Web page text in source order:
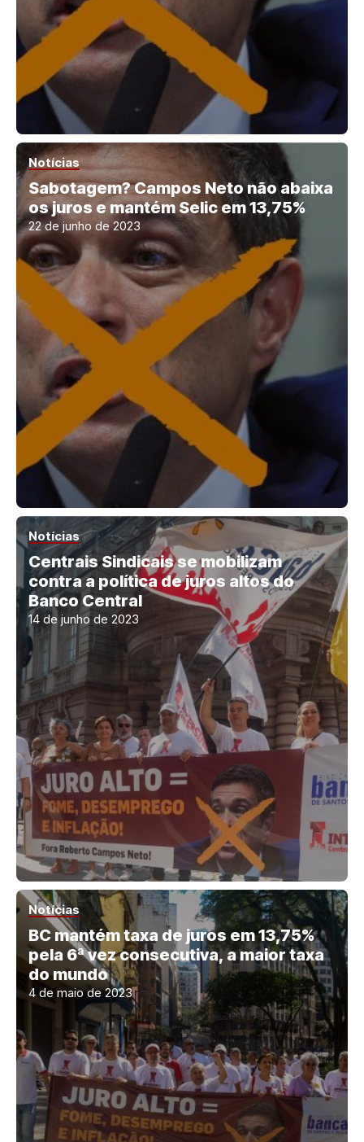
Notícias
Sabotagem? Campos Neto não abaixa
os juros e mantém Selic em 13,75%
22 de junho de 2023
Notícias
Centrais Sindicais se mobilizam
contra a política de juros altos do
Banco Central
14 de junho de 2023
Notícias
BC mantém taxa de juros em 13,75%
pela 6ª vez consecutiva, a maior taxa
do mundo
4 de maio de 2023